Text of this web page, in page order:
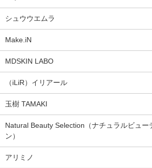
シュウウエムラ
Make.iN
MDSKIN LABO
（iLiR）イリアール
玉樹 TAMAKI
Natural Beauty Selection（ナチュラルビュー
ン）
アリミノ